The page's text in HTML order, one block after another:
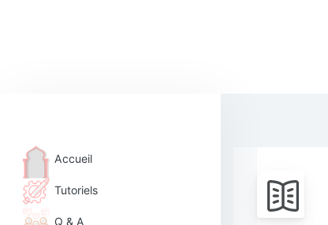
Accueil
Tutoriels
Q & A